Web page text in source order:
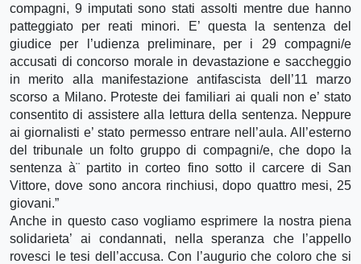
compagni, 9 imputati sono stati assolti mentre due hanno
patteggiato per reati minori. E’ questa la sentenza del
giudice per l’udienza preliminare, per i 29 compagni/e
accusati di concorso morale in devastazione e saccheggio
in merito alla manifestazione antifascista dell’11 marzo
scorso a Milano. Proteste dei familiari ai quali non e’ stato
consentito di assistere alla lettura della sentenza. Neppure
ai giornalisti e’ stato permesso entrare nell’aula. All’esterno
del tribunale un folto gruppo di compagni/e, che dopo la
sentenza à¨ partito in corteo fino sotto il carcere di San
Vittore, dove sono ancora rinchiusi, dopo quattro mesi, 25
giovani.”
Anche in questo caso vogliamo esprimere la nostra piena
solidarieta’ ai condannati, nella speranza che l’appello
rovesci le tesi dell’accusa. Con l’augurio che coloro che si